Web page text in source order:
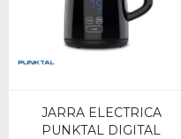
JARRA ELECTRICA
PUNKTAL DIGITAL